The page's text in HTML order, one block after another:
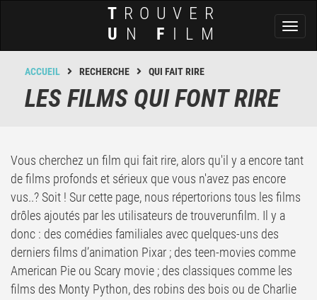
T ROUVER
U N F ILM
ACCUEIL RECHERCHE QUI FAIT RIRE
LES FILMS QUI FONT RIRE
Vous cherchez un film qui fait rire, alors qu'il y a encore tant
de films profonds et sérieux que vous n'avez pas encore
vus..? Soit ! Sur cette page, nous répertorions tous les films
drôles ajoutés par les utilisateurs de trouverunfilm. Il y a
donc : des comédies familiales avec quelques-uns des
derniers films d’animation Pixar ; des teen-movies comme
American Pie ou Scary movie ; des classiques comme les
films des Monty Python, des robins des bois ou de Charlie